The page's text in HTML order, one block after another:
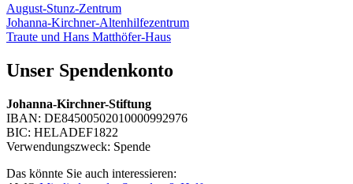
August-Stunz-Zentrum
Johanna-Kirchner-Altenhilfezentrum
Traute und Hans Matthöfer-Haus
Unser Spendenkonto
Johanna-Kirchner-Stiftung
IBAN: DE84500502010000992976
BIC: HELADEF1822
Verwendungszweck: Spende
Das könnte Sie auch interessieren: